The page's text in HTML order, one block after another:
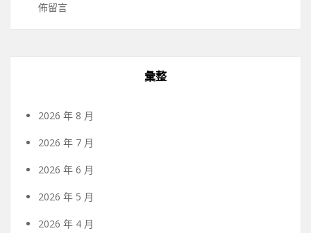
佈留言
彙整
2026 年 8 月
2026 年 7 月
2026 年 6 月
2026 年 5 月
2026 年 4 月